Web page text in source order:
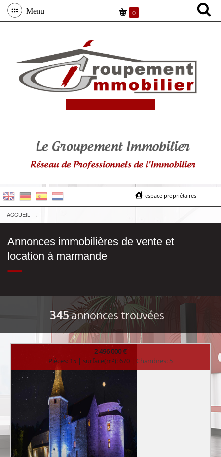
Menu 0
espace propriétaires
ACCUEIL
Annonces immobilières de vente et
location à marmande
345annonces trouvées
2 496 000 €
Pièces: 15 | surface(m²): 670 | Chambres: 5